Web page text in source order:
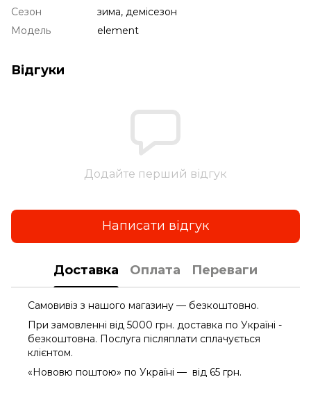
Сезон
зима, демісезон
Модель
element
Відгуки
Додайте перший відгук
Написати відгук
Доставка Оплата Переваги
Самовивіз з нашого магазину — безкоштовно.
При замовленні від 5000 грн. доставка по Україні -
безкоштовна. Послуга післяплати сплачується
клієнтом.
«Нововю поштою» по Україні — від 65 грн.